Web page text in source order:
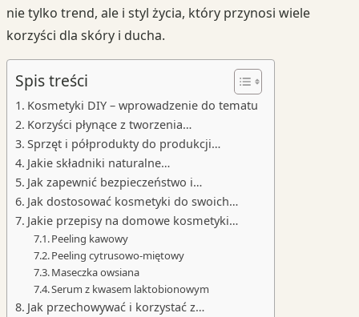
nie tylko trend, ale i styl życia, który przynosi wiele
korzyści dla skóry i ducha.
Spis treści
Kosmetyki DIY – wprowadzenie do tematu
Korzyści płynące z tworzenia…
Sprzęt i półprodukty do produkcji…
Jakie składniki naturalne…
Jak zapewnić bezpieczeństwo i…
Jak dostosować kosmetyki do swoich…
Jakie przepisy na domowe kosmetyki…
Peeling kawowy
Peeling cytrusowo-miętowy
Maseczka owsiana
Serum z kwasem laktobionowym
Jak przechowywać i korzystać z…